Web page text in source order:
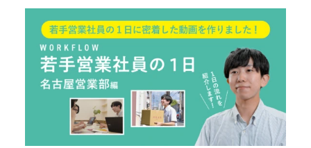
お問い合わせ
個人情報保護方針
情報セキュリティ基本方針